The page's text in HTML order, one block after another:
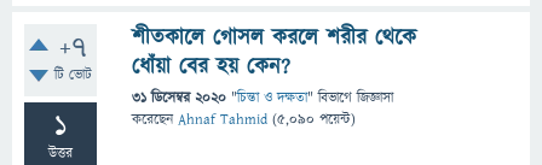
+7
টি ভোট
1
উত্তর
শীতকালে গোসল করলে শরীর থেকে
ধোঁয়া বের হয় কেন?
31 ডিসেম্বর 2020 "চিন্তা ও দক্ষতা" বিভাগে জিজ্ঞাসা
করেছেনAhnaf Tahmid (5,090 পয়েন্ট)